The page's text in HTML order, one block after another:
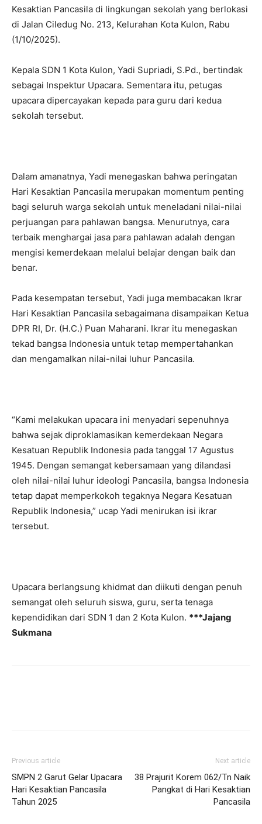
Kesaktian Pancasila di lingkungan sekolah yang berlokasi
di Jalan Ciledug No. 213, Kelurahan Kota Kulon, Rabu
(1/10/2025).
Kepala SDN 1 Kota Kulon, Yadi Supriadi, S.Pd., bertindak
sebagai Inspektur Upacara. Sementara itu, petugas
upacara dipercayakan kepada para guru dari kedua
sekolah tersebut.
Dalam amanatnya, Yadi menegaskan bahwa peringatan
Hari Kesaktian Pancasila merupakan momentum penting
bagi seluruh warga sekolah untuk meneladani nilai-nilai
perjuangan para pahlawan bangsa. Menurutnya, cara
terbaik menghargai jasa para pahlawan adalah dengan
mengisi kemerdekaan melalui belajar dengan baik dan
benar.
Pada kesempatan tersebut, Yadi juga membacakan Ikrar
Hari Kesaktian Pancasila sebagaimana disampaikan Ketua
DPR RI, Dr. (H.C.) Puan Maharani. Ikrar itu menegaskan
tekad bangsa Indonesia untuk tetap mempertahankan
dan mengamalkan nilai-nilai luhur Pancasila.
“Kami melakukan upacara ini menyadari sepenuhnya
bahwa sejak diproklamasikan kemerdekaan Negara
Kesatuan Republik Indonesia pada tanggal 17 Agustus
1945. Dengan semangat kebersamaan yang dilandasi
oleh nilai-nilai luhur ideologi Pancasila, bangsa Indonesia
tetap dapat memperkokoh tegaknya Negara Kesatuan
Republik Indonesia,” ucap Yadi menirukan isi ikrar
tersebut.
Upacara berlangsung khidmat dan diikuti dengan penuh
semangat oleh seluruh siswa, guru, serta tenaga
kependidikan dari SDN 1 dan 2 Kota Kulon. ***Jajang
Sukmana
Previous article
SMPN 2 Garut Gelar Upacara
Hari Kesaktian Pancasila
Tahun 2025
Next article
38 Prajurit Korem 062/Tn Naik
Pangkat di Hari Kesaktian
Pancasila